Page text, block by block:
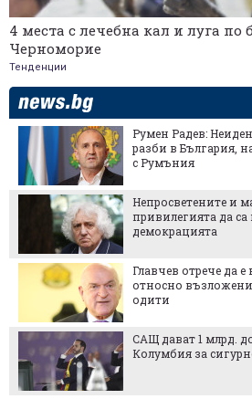
4 места с лечебна кал и луга по
Черноморие
Тенденции
Румен Радев:
разби в България,
с Румъния
Непросветените и
привилегията да
демокрацията
Главчев отрече да
относно
одити
САЩ дават 1 млрд.
Колумбия за